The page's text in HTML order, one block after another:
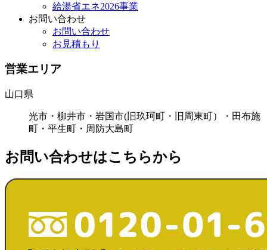
給湯省エネ2026事業
お問い合わせ
お問い合わせ
お見積もり
営業エリア
山口県
光市・柳井市・岩国市(旧玖珂町・旧周東町）・田布施
町・平生町・周防大島町
お問い合わせはこちらから